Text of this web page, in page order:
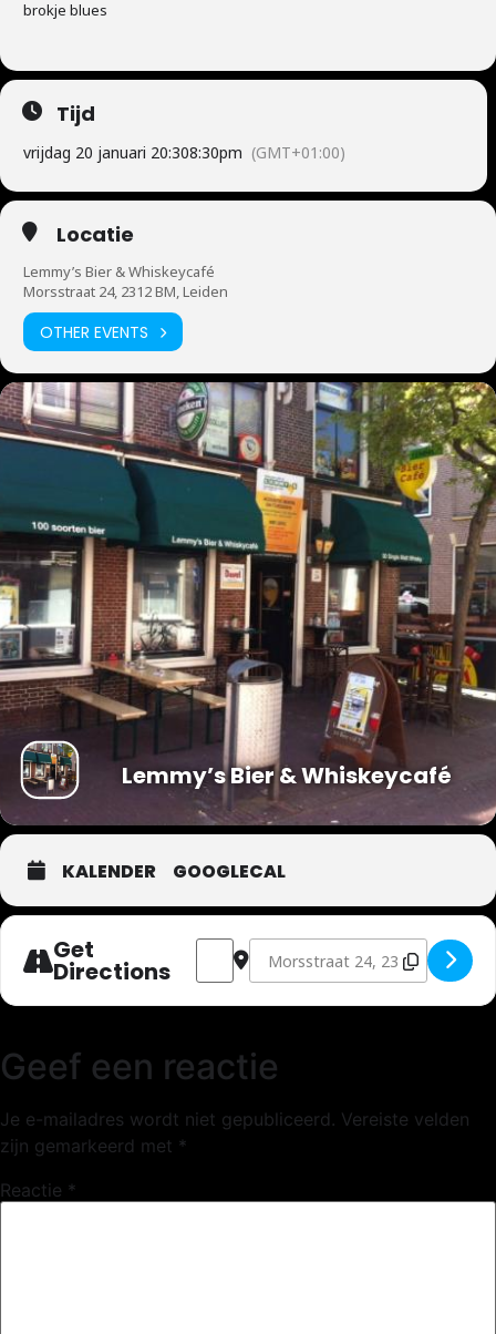
brokje blues
Tijd
vrijdag 20 januari 20:308:30pm (GMT+01:00)
Locatie
Lemmy’s Bier & Whiskeycafé
Morsstraat 24, 2312 BM, Leiden
OTHER EVENTS
Lemmy’s Bier & Whiskeycafé
KALENDER GOOGLECAL
Get
Directions
Address - Fat Wallet [Y5po79aAM]
Destination Address - Fat Wallet
Geef een reactie
Je e-mailadres wordt niet gepubliceerd. Vereiste velden
zijn gemarkeerd met *
Reactie *